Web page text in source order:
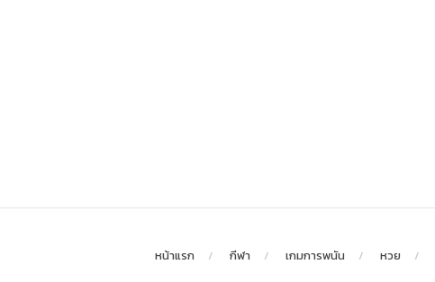
หน้าแรก กีฬา เกมการพนัน หวย